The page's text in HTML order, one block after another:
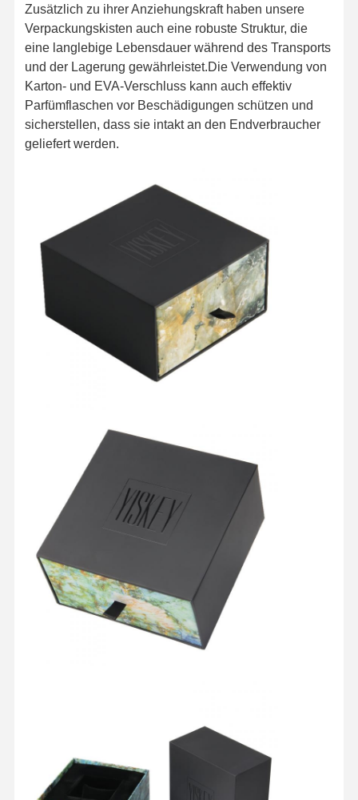
Qualitätskont
Rolle
Kontakt
Kosmetische Verpackungsbox
Lebensmittelverpackungsbox
Individuelle Kleiderverpackung
Elektronisches Produktverpacken
Zusätzlich zu ihrer Anziehungskraft haben unsere
Verpackungskisten auch eine robuste Struktur, die
eine langlebige Lebensdauer während des Transports
und der Lagerung gewährleistet.Die Verwendung von
Karton- und EVA-Verschluss kann auch effektiv
Parfümflaschen vor Beschädigungen schützen und
sicherstellen, dass sie intakt an den Endverbraucher
geliefert werden.